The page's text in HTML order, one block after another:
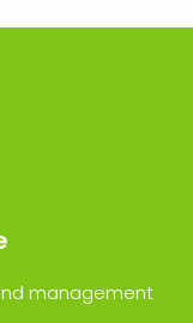
management